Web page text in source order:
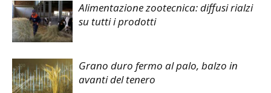
Alimentazione zootecnica: diffusi rialzi
su tutti i prodotti
Grano duro fermo al palo, balzo in
avanti del tenero